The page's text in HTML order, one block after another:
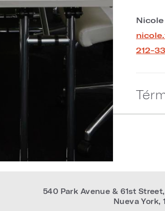
212-
540 Park Avenue & 61st Street
Nueva York,